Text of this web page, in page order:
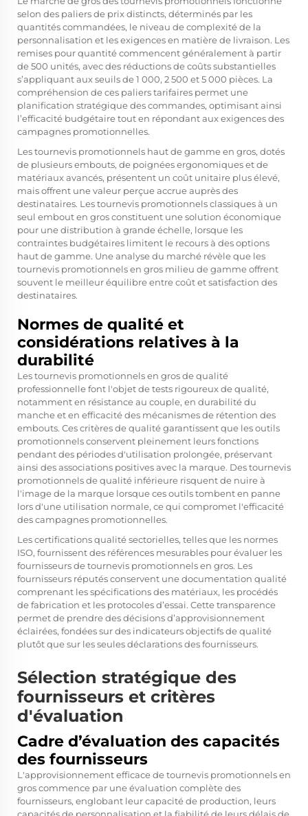
selon des paliers de prix distincts, déterminés par les
quantités commandées, le niveau de complexité de la
personnalisation et les exigences en matière de livraison. Les
remises pour quantité commencent généralement à partir
de 500 unités, avec des réductions de coûts substantielles
s’appliquant aux seuils de 1 000, 2 500 et 5 000 pièces. La
compréhension de ces paliers tarifaires permet une
planification stratégique des commandes, optimisant ainsi
l’efficacité budgétaire tout en répondant aux exigences des
campagnes promotionnelles.
Les tournevis promotionnels haut de gamme en gros, dotés
de plusieurs embouts, de poignées ergonomiques et de
matériaux avancés, présentent un coût unitaire plus élevé,
mais offrent une valeur perçue accrue auprès des
destinataires. Les tournevis promotionnels classiques à un
seul embout en gros constituent une solution économique
pour une distribution à grande échelle, lorsque les
contraintes budgétaires limitent le recours à des options
haut de gamme. Une analyse du marché révèle que les
tournevis promotionnels en gros milieu de gamme offrent
souvent le meilleur équilibre entre coût et satisfaction des
destinataires.
Normes de qualité et
considérations relatives à la
durabilité
Les tournevis promotionnels en gros de qualité
professionnelle font l'objet de tests rigoureux de qualité,
notamment en résistance au couple, en durabilité du
manche et en efficacité des mécanismes de rétention des
embouts. Ces critères de qualité garantissent que les outils
promotionnels conservent pleinement leurs fonctions
pendant des périodes d'utilisation prolongée, préservant
ainsi des associations positives avec la marque. Des tournevis
promotionnels de qualité inférieure risquent de nuire à
l'image de la marque lorsque ces outils tombent en panne
lors d'une utilisation normale, ce qui compromet l'efficacité
des campagnes promotionnelles.
Les certifications qualité sectorielles, telles que les normes
ISO, fournissent des références mesurables pour évaluer les
fournisseurs de tournevis promotionnels en gros. Les
fournisseurs réputés conservent une documentation qualité
comprenant les spécifications des matériaux, les procédés
de fabrication et les protocoles d’essai. Cette transparence
permet de prendre des décisions d’approvisionnement
éclairées, fondées sur des indicateurs objectifs de qualité
plutôt que sur les seules déclarations des fournisseurs.
Sélection stratégique des
fournisseurs et critères
d'évaluation
Cadre d’évaluation des capacités
des fournisseurs
L'approvisionnement efficace de tournevis promotionnels en
gros commence par une évaluation complète des
fournisseurs, englobant leur capacité de production, leurs